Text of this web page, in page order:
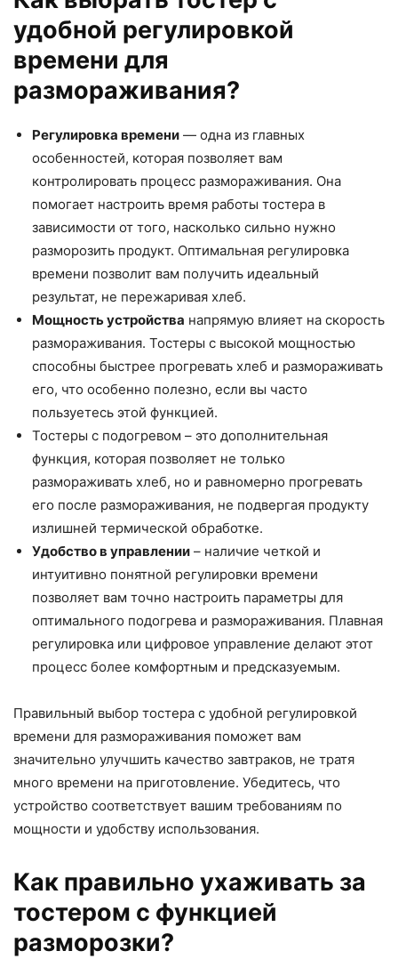
удобной регулировкой
времени для
размораживания?
Регулировка времени — одна из главных
особенностей, которая позволяет вам
контролировать процесс размораживания. Она
помогает настроить время работы тостера в
зависимости от того, насколько сильно нужно
разморозить продукт. Оптимальная регулировка
времени позволит вам получить идеальный
результат, не пережаривая хлеб.
Мощность устройства напрямую влияет на скорость
размораживания. Тостеры с высокой мощностью
способны быстрее прогревать хлеб и размораживать
его, что особенно полезно, если вы часто
пользуетесь этой функцией.
Тостеры с подогревом – это дополнительная
функция, которая позволяет не только
размораживать хлеб, но и равномерно прогревать
его после размораживания, не подвергая продукту
излишней термической обработке.
Удобство в управлении – наличие четкой и
интуитивно понятной регулировки времени
позволяет вам точно настроить параметры для
оптимального подогрева и размораживания. Плавная
регулировка или цифровое управление делают этот
процесс более комфортным и предсказуемым.
Правильный выбор тостера с удобной регулировкой
времени для размораживания поможет вам
значительно улучшить качество завтраков, не тратя
много времени на приготовление. Убедитесь, что
устройство соответствует вашим требованиям по
мощности и удобству использования.
Как правильно ухаживать за
тостером с функцией
разморозки?